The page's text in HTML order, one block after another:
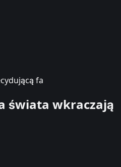
fa
świata wkraczają